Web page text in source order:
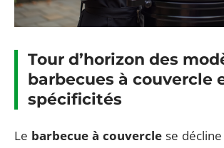
Tour d’horizon des
barbecues à couvercle
spécificités
Le barbecue à couvercle se